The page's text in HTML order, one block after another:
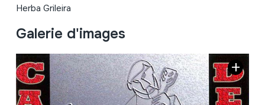
Herba Grileira
Galerie d'images